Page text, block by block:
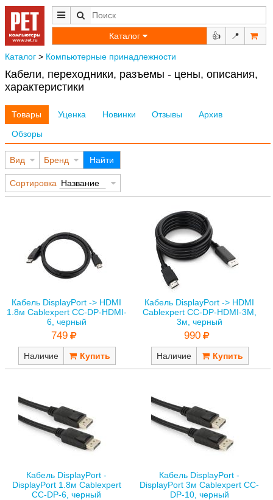
Каталог 👍 📍
Каталог > Компьютерные принадлежности
Кабели, переходники, разъемы - цены, описания,
характеристики
Товары Уценка Новинки Отзывы
Архив
Обзоры
Вид Бренд Найти
Сортировка Название
Кабель DisplayPort -> HDMI
1.8м Cablexpert CC-DP-HDMI-
6, черный
749
Наличие
Кабель DisplayPort -> HDMI
Cablexpert CC-DP-HDMI-3M,
3м, черный
990
Наличие
Кабель DisplayPort -
DisplayPort 1.8м Cablexpert
CC-DP-6, черный
Кабель DisplayPort -
DisplayPort 3м Cablexpert CC-
DP-10, черный